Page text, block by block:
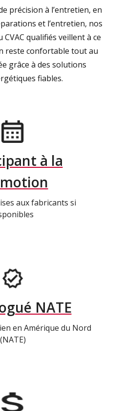
précision à l’entretien, en
et l’entretien, nos
qualifiés veillent à ce
reste confortable tout au
grâce à des solutions
fiables.
à la
aux fabricants si
NATE
en Amérique du Nord
(NATE)